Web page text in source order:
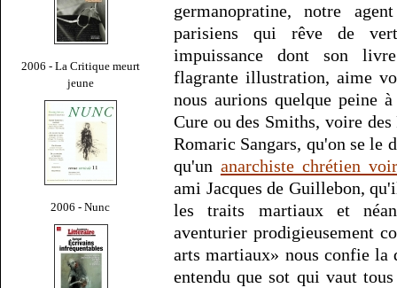
2006 - La Critique meurt
jeune
2006 - Nunc
germanopratine, notre
parisiens qui rêve de
impuissance dont son
flagrante illustration, aime
nous aurions quelque peine
Cure ou des Smiths, voire
Romaric Sangars, qu'on se le
qu'un anarchiste chrétien
ami Jacques de Guillebon,
les traits martiaux et
aventurier prodigieusement
arts martiaux» nous confie la
entendu que sot qui vaut